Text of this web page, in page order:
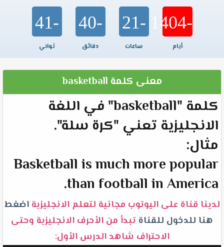
-1404
أيام
-21
ساعات
-40
دقائق
-41
ثواني
معنى كلمة basketball
كلمة "basketball" في اللغة
الانجليزية تعني "كرة سلة".
مثال:
Basketball is much more popular
than football in America.
لدينا قناة على اليوتوب مجانية لتعلم الانجليزيةاضغط
هنا للدخول للقناة تبدأ من الأحرف الانجليزية وحتى
الاحتراف شاهد الدرس الأول: